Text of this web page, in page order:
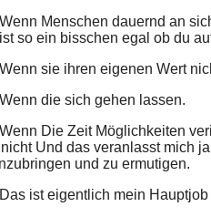
Menschen dauernd an
so ein bisschen egal ob du
sie ihren eigenen Wert
die sich gehen lassen.
Die Zeit Möglichkeiten
Und das veranlasst mich
und zu ermutigen.
ist eigentlich mein